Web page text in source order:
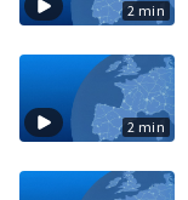
2 min
2 min